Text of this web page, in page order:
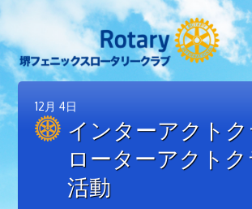
12月 4日
インターアクトク
ローターアクト
活動